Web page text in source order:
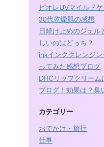
ビオレUVマイルド
30代乾燥肌の感想
日焼け止めのジェル
しいのはどっち？
inkインククレンジ
ってみた感想ブログ
DHCリップクリー
ブログ！効果は？臭
カテゴリー
おでかけ・旅行
仕事